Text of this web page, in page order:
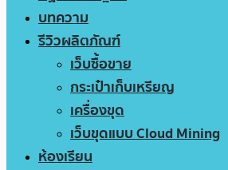
บทความ
รีวิวผลิตภัณฑ์
เว็บซื้อขาย
กระเป๋าเก็บเหรียญ
เครื่องขุด
เว็บขุดแบบ Cloud Mining
ห้องเรียน